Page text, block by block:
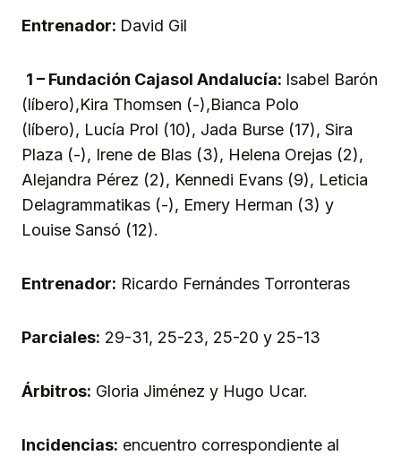
Entrenador: David Gil
1 – Fundación Cajasol Andalucía: Isabel Barón
(líbero),Kira Thomsen (-),Bianca Polo
(líbero), Lucía Prol (10), Jada Burse (17), Sira
Plaza (-), Irene de Blas (3), Helena Orejas (2),
Alejandra Pérez (2), Kennedi Evans (9), Leticia
Delagrammatikas (-), Emery Herman (3) y
Louise Sansó (12).
Entrenador: Ricardo Fernándes Torronteras
Parciales: 29-31, 25-23, 25-20 y 25-13
Árbitros: Gloria Jiménez y Hugo Ucar.
Incidencias: encuentro correspondiente al